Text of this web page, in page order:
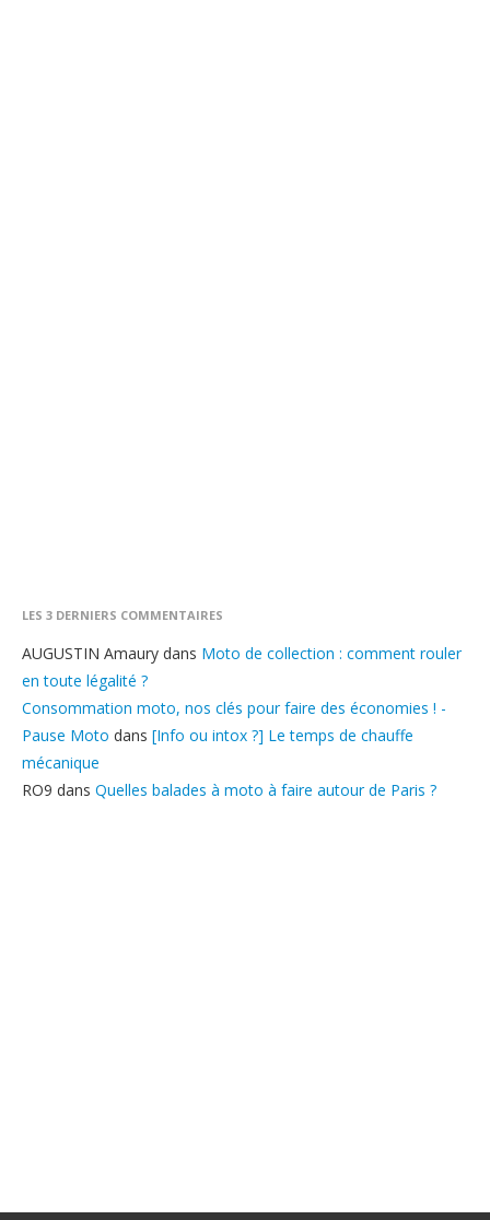
LES 3 DERNIERS COMMENTAIRES
AUGUSTIN Amaury dans Moto de collection : comment rouler
en toute légalité ?
Consommation moto, nos clés pour faire des économies ! -
Pause Moto dans [Info ou intox ?] Le temps de chauffe
mécanique
RO9 dans Quelles balades à moto à faire autour de Paris ?